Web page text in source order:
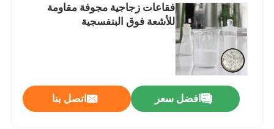
فقاعات زجاجية مجوفة مقاومة
للأشعة فوق البنفسجية
افضل سعر اتصل بنا